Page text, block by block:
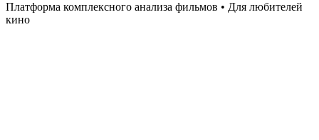
Платформа комплексного анализа фильмов • Для любителей
кино